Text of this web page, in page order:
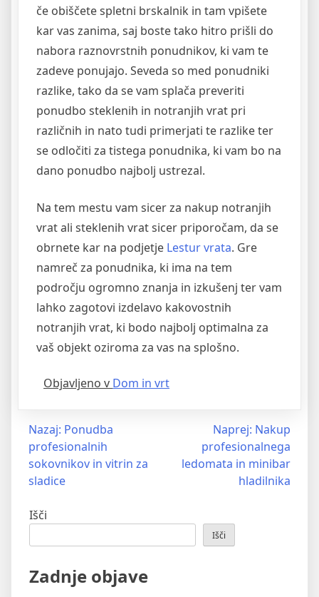
če obiščete spletni brskalnik in tam vpišete
kar vas zanima, saj boste tako hitro prišli do
nabora raznovrstnih ponudnikov, ki vam te
zadeve ponujajo. Seveda so med ponudniki
razlike, tako da se vam splača preveriti
ponudbo steklenih in notranjih vrat pri
različnih in nato tudi primerjati te razlike ter
se odločiti za tistega ponudnika, ki vam bo na
dano ponudbo najbolj ustrezal.
Na tem mestu vam sicer za nakup notranjih
vrat ali steklenih vrat sicer priporočam, da se
obrnete kar na podjetje Lestur vrata. Gre
namreč za ponudnika, ki ima na tem
področju ogromno znanja in izkušenj ter vam
lahko zagotovi izdelavo kakovostnih
notranjih vrat, ki bodo najbolj optimalna za
vaš objekt oziroma za vas na splošno.
Objavljeno v Dom in vrt
Navigacija
prispevka
Nazaj: Ponudba
profesionalnih
sokovnikov in vitrin za
sladice
Naprej: Nakup
profesionalnega
ledomata in minibar
hladilnika
Išči
Išči
Zadnje objave